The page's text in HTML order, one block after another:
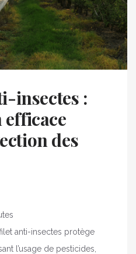
insectes :
des
anti-insectes protège
l’usage de pesticides,